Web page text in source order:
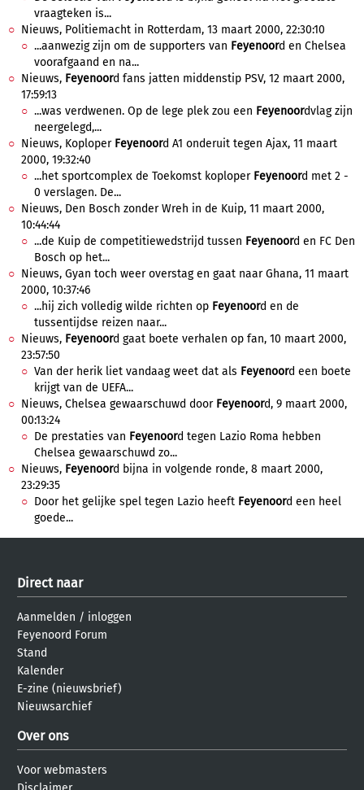
vraagteken is...
Nieuws, Politiemacht in Rotterdam, 13 maart 2000, 22:30:10
...aanwezig zijn om de supporters van Feyenoord en Chelsea
voorafgaand en na...
Nieuws, Feyenoord fans jatten middenstip PSV, 12 maart 2000,
17:59:13
...was verdwenen. Op de lege plek zou een Feyenoordvlag zijn
neergelegd,...
Nieuws, Koploper Feyenoord A1 onderuit tegen Ajax, 11 maart
2000, 19:32:40
...het sportcomplex de Toekomst koploper Feyenoord met 2 -
0 verslagen. De...
Nieuws, Den Bosch zonder Wreh in de Kuip, 11 maart 2000,
10:44:44
...de Kuip de competitiewedstrijd tussen Feyenoord en FC Den
Bosch op het...
Nieuws, Gyan toch weer overstag en gaat naar Ghana, 11 maart
2000, 10:37:46
...hij zich volledig wilde richten op Feyenoord en de
tussentijdse reizen naar...
Nieuws, Feyenoord gaat boete verhalen op fan, 10 maart 2000,
23:57:50
Van der herik liet vandaag weet dat als Feyenoord een boete
krijgt van de UEFA...
Nieuws, Chelsea gewaarschuwd door Feyenoord, 9 maart 2000,
00:13:24
De prestaties van Feyenoord tegen Lazio Roma hebben
Chelsea gewaarschuwd zo...
Nieuws, Feyenoord bijna in volgende ronde, 8 maart 2000,
23:29:35
Door het gelijke spel tegen Lazio heeft Feyenoord een heel
goede...
Direct naar
Aanmelden / inloggen
Feyenoord Forum
Stand
Kalender
E-zine (nieuwsbrief)
Nieuwsarchief
Over ons
Voor webmasters